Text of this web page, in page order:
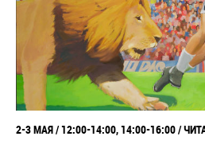
2-3 МАЯ / 12:00-14:00, 14:00-16:00 /